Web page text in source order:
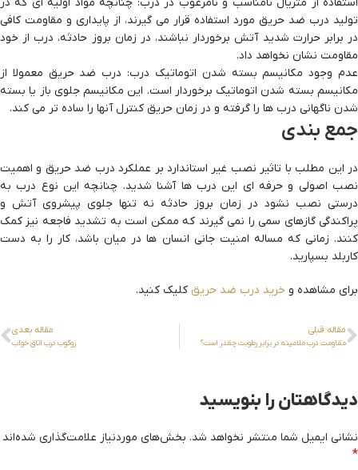
استفاده از متریال نامناسب و نامرغوب در درب: چنانچه مواد اولیه ای که در
تولید درب ضد حریق مورد استفاده قرار می گیرند، از پایداری و مقاومت کافی
در برابر حرارت شدید آتش برخوردار نباشند، در زمان بروز حادثه، درب از خود
مقاومت نشان نخواهد داد.
عدم وجود مکانیسم بسته شدن اتوماتیک درب: درب ضد حریق معمولا از
مکانیسم بسته شدن اتوماتیک برخوردار است. این مکانیسم جلوی باز یا بسته
شدن ناگهانی درب ها را گرفته و در زمان حریق کنترل آنها را ساده تر می کند.
جمع بندی
در این مطلب با تاثیر نصب غیر استاندارد بر عملکرد درب ضد حریق و اهمیت
نصب اصولی و حرفه ای این درب ها آشنا شدید. چنانچه این نوع درب به
درستی نصب نشود در زمان بروز حادثه نه تنها جلوی پیشروی آتش و
پراکندگی گازهای سمی را نمی گیرند که ممکن است به تشدید فاجعه نیز کمک
کنند. زمانی که مساله امنیت جانی انسان ها در میان باشد، کار را به دست
کاربلد بسپارید.
برای مشاهده و خرید درب ضد حریق کلیک کنید.
مقاله قبلی
مقاومت درب ملامینه در برابر رطوبت چقدر است؟
مقاله بعدی
روکوب درب اتاق خواب
دیدگاهتان را بنویسید
نشانی ایمیل شما منتشر نخواهد شد. بخش‌های موردنیاز علامت‌گذاری شده‌اند
*